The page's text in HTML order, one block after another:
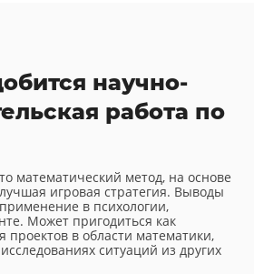
научно-
работа по
математический метод, на основе
игровая стратегия. Выводы
в психологии,
Может пригодиться как
проектов в области математики,
ситуаций из других